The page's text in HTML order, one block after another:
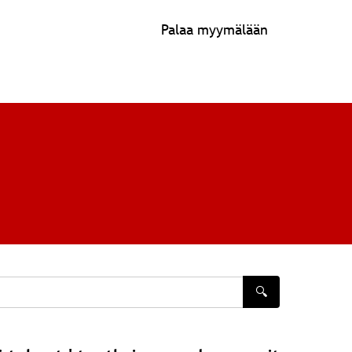
Palaa myymälään
🔍